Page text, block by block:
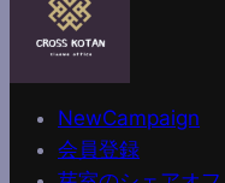
NewCampaign
会員登録